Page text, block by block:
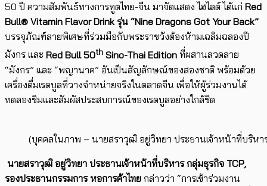
50 ปี ความสัมพันธ์ทางการทูตไทย-จีน มาจัดแสดง ไฮไลต์ ได้แก่ Red
Bull® Vitamin Flavor Drink รุ่น “Nine Dragons Got Your Back”
บรรจุภัณฑ์ลายพิเศษที่ร่วมมือกับพระราชวังต้องห้ามเฉลิมฉลองปี
มังกร และ Red Bull 50th Sino-Thai Edition ที่ผสานลวดลาย
“มังกร” และ “พญานาค” อันเป็นสัญลักษณ์ของสองชาติ พร้อมด้วย
เครื่องดื่มเรดบูลที่วางจำหน่ายจริงในตลาดจีน เพื่อให้ผู้ร่วมงานได้
ทดลองชิมและสัมผัสประสบการณ์ของเรดบูลอย่างใกล้ชิด
(บุคคลในภาพ – นายสราวุฒิ อยู่วิทยา ประธานเจ้าหน้าที่บริหา
นายสราวุฒิ อยู่วิทยา ประธานเจ้าหน้าที่บริหาร กลุ่มธุรกิจ TCP,
รองประธานกรรมการ หอการค้าไทย กล่าวว่า “การเข้าร่วมงาน